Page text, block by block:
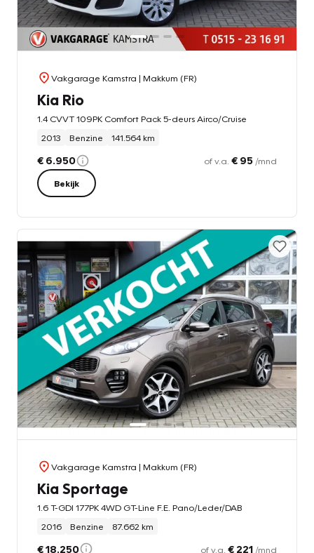
Vakgarage Kamstra | Makkum (FR)
Kia Rio
1.4 CVVT 109PK Comfort Pack 5-deurs Airco/Cruise
2013
Benzine 141.564 km
€ 6.950 of v.a. € 95 /mnd
Bekijk
Vakgarage Kamstra | Makkum (FR)
Kia Sportage
1.6 T-GDI 177PK 4WD GT-Line F.E. Pano/Leder/DAB
2016
Benzine 87.662 km
€ 18.250 of v.a. € 221 /mnd